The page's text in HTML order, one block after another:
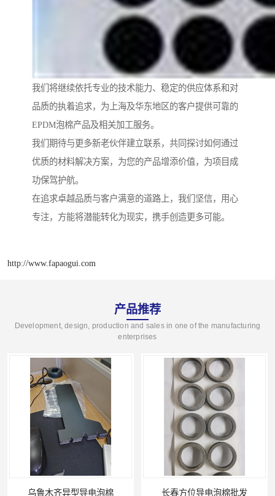
我们将继续依托专业的技术能力、稳定的供应体系和对
品质的执着追求，为上海及华东地区的客户提供可靠的
EPDM泡棉产品及相关加工服务。
我们期待与更多新老伙伴建立联系，共同探讨如何通过
优质的材料解决方案，为您的产品增添价值，为项目成
功保驾护航。
在追求卓越品质与客户满意的道路上，我们坚信，用心
专注，方能将潜能转化为现实，携手创造更多可能。
http://www.fapaogui.com
产品推荐
Development, design, production and sales in one of the manufacturing
enterprises
乌鲁木齐异型导电泡棉 长春方位导电泡棉批发